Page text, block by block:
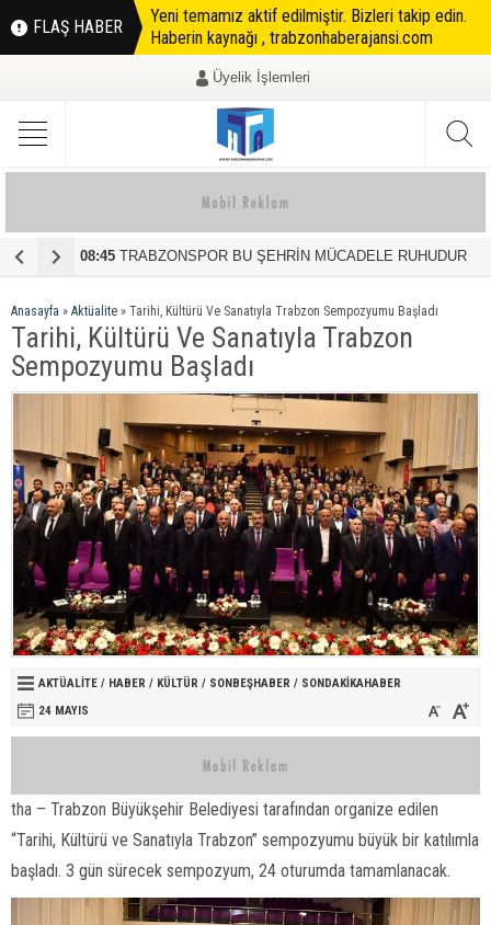
FLAŞ HABER
Yeni temamız aktif edilmiştir. Bizleri takip edin.
Haberin kaynağı , trabzonhaberajansi.com
Üyelik İşlemleri
TRABZONSPOR BU ŞEHRİN MÜCADELE RUHUDUR 17:57VEFAKAR
Anasayfa » Aktüalite » Tarihi, Kültürü Ve Sanatıyla Trabzon Sempozyumu Başladı
Tarihi, Kültürü Ve Sanatıyla Trabzon
Sempozyumu Başladı
AKTÜALITE / HABER / KÜLTÜR / SONBEŞHABER / SONDAKIKAHABER
24 MAYIS
tha – Trabzon Büyükşehir Belediyesi tarafından organize edilen
“Tarihi, Kültürü ve Sanatıyla Trabzon” sempozyumu büyük bir katılımla
başladı. 3 gün sürecek sempozyum, 24 oturumda tamamlanacak.